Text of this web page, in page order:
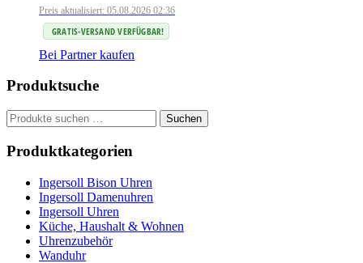
Preis aktualisiert: 05.08.2026 02:36
GRATIS-VERSAND VERFÜGBAR!
Bei Partner kaufen
Produktsuche
Suchen
nach:
Suchen
Produktkategorien
Ingersoll Bison Uhren
Ingersoll Damenuhren
Ingersoll Uhren
Küche, Haushalt & Wohnen
Uhrenzubehör
Wanduhr